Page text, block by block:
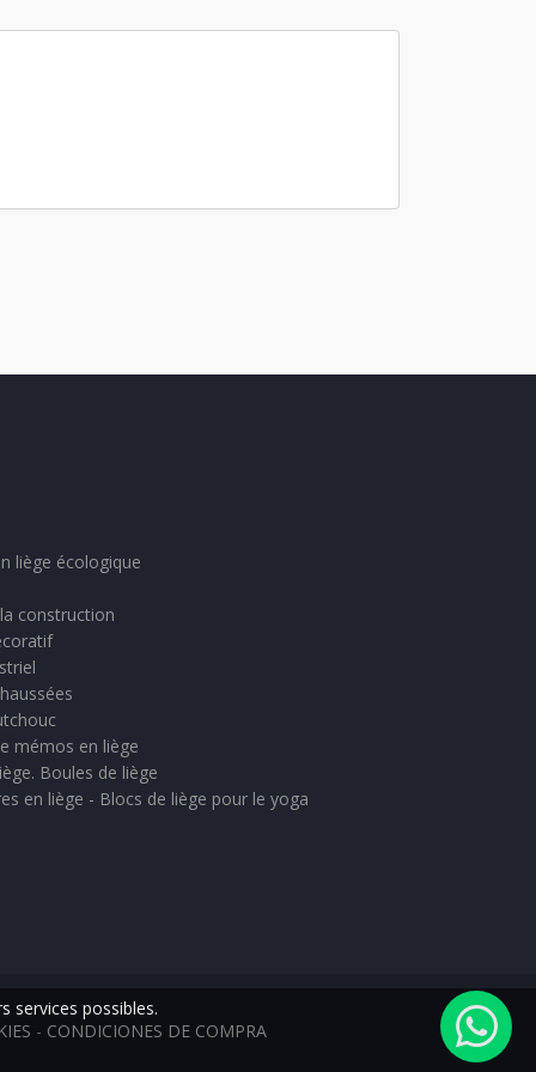
liège écologique
construction
mémos en liège
Boules de liège
en liège - Blocs de liège pour le yoga
- CONDICIONES DE COMPRA
services possibles.